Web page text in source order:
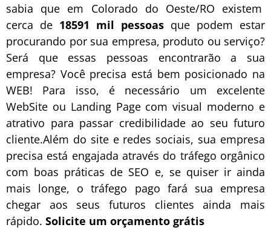
sabia que em Colorado do Oeste/RO existem
cerca de 18591 mil pessoas que podem estar
procurando por sua empresa, produto ou serviço?
Será que essas pessoas encontrarão a sua
empresa? Você precisa está bem posicionado na
WEB! Para isso, é necessário um excelente
WebSite ou Landing Pagecom visual moderno e
atrativo para passar credibilidade ao seu futuro
cliente.Além do site e redes sociais, sua empresa
precisa está engajada através do tráfego orgânico
com boas práticas de SEO e, se quiser ir ainda
mais longe, otráfego pago fará sua empresa
chegar aos seus futuros clientes ainda mais
rápido. Solicite um orçamento grátis